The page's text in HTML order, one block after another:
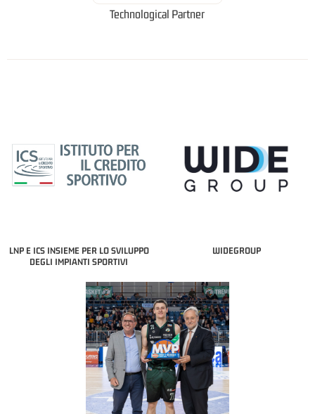
Technological Partner
LNP E ICS INSIEME PER LO SVILUPPO
DEGLI IMPIANTI SPORTIVI
WIDEGROUP